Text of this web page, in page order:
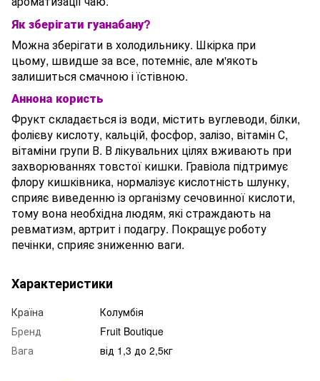
Як зберігати гуанабану?
Можна зберігати в холодильнику. Шкірка при
цьому, швидше за все, потемніє, але м'якоть
залишиться смачною і їстівною.
Аннона користь
Фрукт складається із води, містить вуглеводи, білки,
фолієву кислоту, кальцій, фосфор, залізо, вітамін С,
вітаміни групи В. В лікувальних цілях вживають при
захворюваннях товстої кишки. Гравіола підтримує
флору кишківника, нормалізує кислотність шлунку,
сприяє виведенню із організму сечовинної кислоти,
тому вона необхідна людям, які страждають на
ревматизм, артрит і подагру. Покращує роботу
печінки, сприяє зниженню ваги.
Характеристики
Країна
Колумбія
Бренд
Fruit Boutique
Вага
від 1,3 до 2,5кг